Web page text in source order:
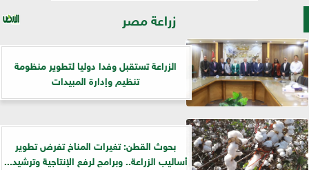
زراعة مصر
الزراعة تستقبل وفدا دوليا لتطوير منظومة
تنظيم وإدارة المبيدات
بحوث القطن: تغيرات المناخ تفرض تطوير
أساليب الزراعة.. وبرامج لرفع الإنتاجية وترشيد...